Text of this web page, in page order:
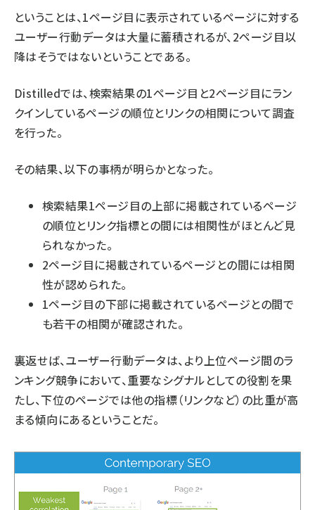
ということは、1ページ目に表示されているページに対する
ユーザー行動データは大量に蓄積されるが、2ページ目以
降はそうではないということである。
Distilledでは、検索結果の1ページ目と2ページ目にラン
クインしているページの順位とリンクの相関について調査
を行った。
その結果、以下の事柄が明らかとなった。
検索結果1ページ目の上部に掲載されているページ
の順位とリンク指標との間には相関性がほとんど見
られなかった。
2ページ目に掲載されているページとの間には相関
性が認められた。
1ページ目の下部に掲載されているページとの間で
も若干の相関が確認された。
裏返せば、ユーザー行動データは、より上位ページ間のラ
ンキング競争において、重要なシグナルとしての役割を果
たし、下位のページでは他の指標（リンクなど）の比重が高
まる傾向にあるということだ。